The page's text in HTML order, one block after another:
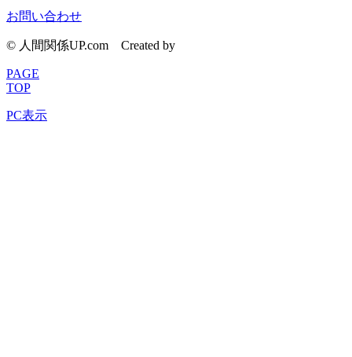
お問い合わせ
© 人間関係UP.com Created by
PAGE
TOP
PC表示